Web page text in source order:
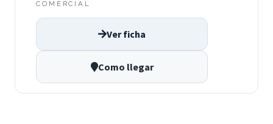
COMERCIAL
Ver ficha
Como llegar